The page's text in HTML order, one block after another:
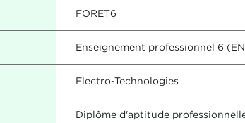
FORET6
Enseignement professionnel 6
Electro-Technologies
Diplôme d'aptitude